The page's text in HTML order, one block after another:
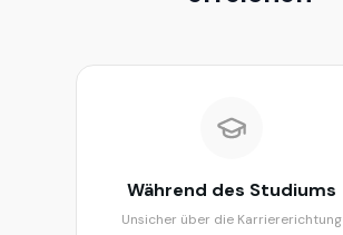
Während des Studiums
Unsicher über die Karriererichtung